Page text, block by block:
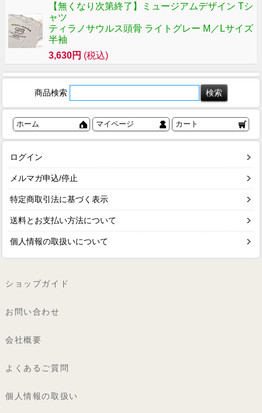
【無くなり次第終了】ミュージアムデザイン Tシ
ャツ
ティラノサウルス頭骨 ライトグレー M／Lサイズ
半袖
3,630円 (税込)
商品検索
ホーム マイページ カート
ログイン
メルマガ申込/停止
特定商取引法に基づく表示
送料とお支払い方法について
個人情報の取扱いについて
ショップガイド
お問い合わせ
会社概要
よくあるご質問
個人情報の取扱い